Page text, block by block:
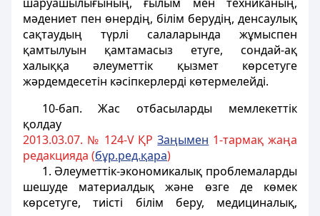
мәдениет пен өнердiң, білім берудiң, денсаулық
сақтаудың түрлi салаларында жұмыспен
қамтылуын қамтамасыз етуге, сондай-ақ
халыққа әлеуметтiк қызмет көрсетуге
жәрдемдесетiн кәсiпкерлердi көтермелейдi.
10-бап. Жас отбасыларды мемлекеттік
қолдау
2013.03.07. № 124-V ҚРЗаңымен 1-тармақ жаңа
редакцияда (бұр.ред.қара)
1. Әлеуметтік-экономикалық проблемаларды
шешуде материалдық және өзге де көмек
көрсетуге, тиісті білім беру, медициналық,